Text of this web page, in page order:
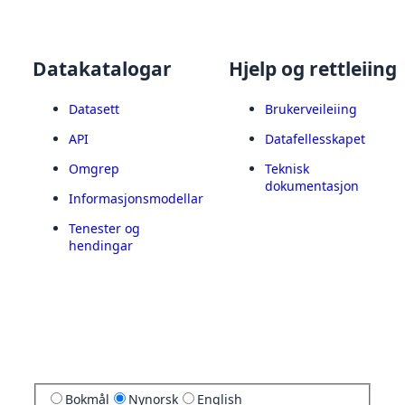
Datakatalogar
Datasett
API
Omgrep
Informasjonsmodellar
Tenester og
hendingar
Hjelp og rettleiing
Brukerveileiing
Datafellesskapet
Teknisk
dokumentasjon
Bokmål Nynorsk English